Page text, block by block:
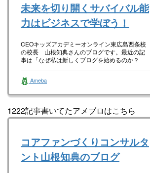
未来を切り開くサバイバル能
力はビジネスで学ぼう！
CEOキッズアカデミーオンライン東広島西条校
の校長 山根知典さんのブログです。最近の記
事は「なぜ私は新しくブログを始めるのか？
Ameba
1222記事書いてたアメブロはこちら
コアファンづくりコンサルタ
ント山根知典のブログ